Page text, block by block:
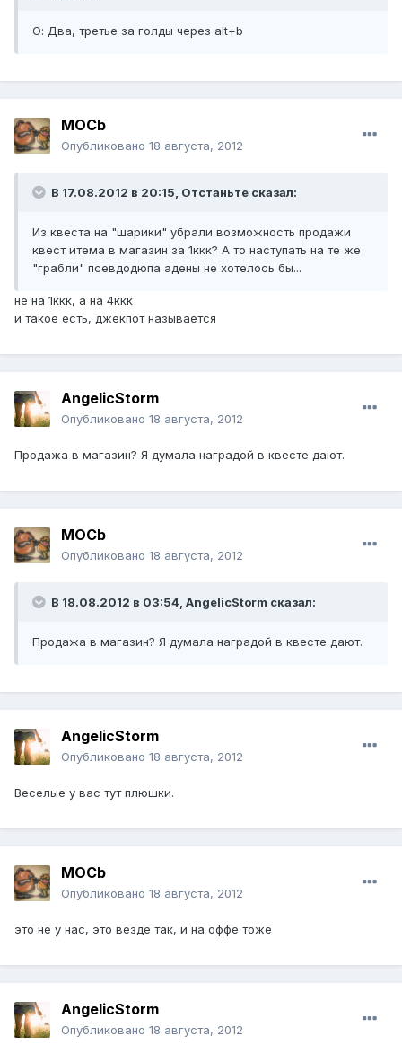
О: Два, третье за голды через alt+b
MOCb
Опубликовано 18 августа, 2012
В 17.08.2012 в 20:15, Отстаньте сказал:
Из квеста на "шарики" убрали возможность продажи
квест итема в магазин за 1ккк? А то наступать на те же
"грабли" псевдодюпа адены не хотелось бы...
не на 1ккк, а на 4ккк
и такое есть, джекпот называется
AngelicStorm
Опубликовано 18 августа, 2012
Продажа в магазин? Я думала наградой в квесте дают.
MOCb
Опубликовано 18 августа, 2012
В 18.08.2012 в 03:54, AngelicStorm сказал:
Продажа в магазин? Я думала наградой в квесте дают.
AngelicStorm
Опубликовано 18 августа, 2012
Веселые у вас тут плюшки.
MOCb
Опубликовано 18 августа, 2012
это не у нас, это везде так, и на оффе тоже
AngelicStorm
Опубликовано 18 августа, 2012